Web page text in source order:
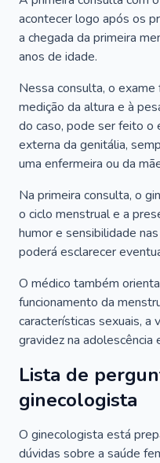
acontecer logo após os
a chegada da primeira
anos de idade.
Nessa consulta, o
medição da altura e à
do caso, pode ser feito o
externa da genitália,
uma enfermeira ou da
Na primeira consulta, o
o ciclo menstrual e a
humor e sensibilidade
poderá esclarecer
O médico também
funcionamento da
características sexuais, a
gravidez na adolescência
Lista de
ginecologista
O ginecologista está
dúvidas sobre a saúde